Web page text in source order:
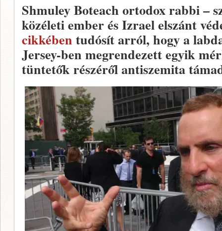
Shmuley Boteach ortodox rabbi –
közéleti ember és Izrael elszánt
cikkében tudósít arról, hogy a
Jersey-ben megrendezett egyik
tüntetők részéről antiszemita